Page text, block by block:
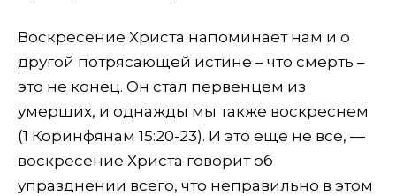
Воскресение Христа напоминает нам и о
другой потрясающей истине – что смерть –
это не конец. Он стал первенцем из
умерших, и однажды мы также воскреснем
(1 Коринфянам 15:20-23). И это еще не все, —
воскресение Христа говорит об
упразднении всего, что неправильно в этом